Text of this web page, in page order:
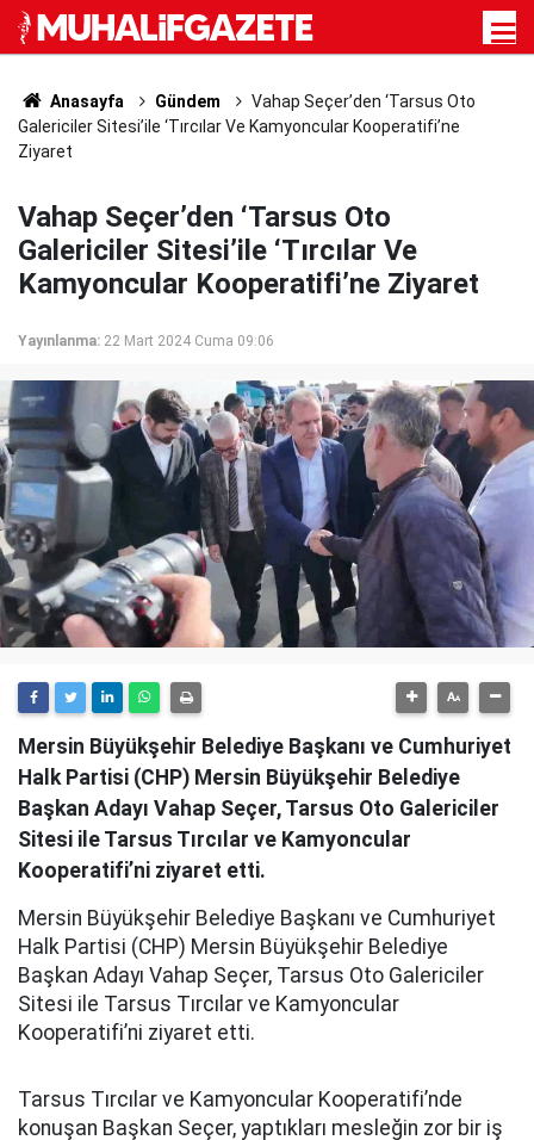
Anasayfa Gündem
Vahap Seçer’den ‘Tarsus Oto
Galericiler Sitesi’ile ‘Tırcılar Ve Kamyoncular Kooperatifi’ne
Ziyaret
Vahap Seçer’den ‘Tarsus Oto
Galericiler Sitesi’ile ‘Tırcılar Ve
Kamyoncular Kooperatifi’ne Ziyaret
Yayınlanma: 22 Mart 2024 Cuma 09:06
Mersin Büyükşehir Belediye Başkanı ve Cumhuriyet
Halk Partisi (CHP) Mersin Büyükşehir Belediye
Başkan Adayı Vahap Seçer, Tarsus Oto Galericiler
Sitesi ile Tarsus Tırcılar ve Kamyoncular
Kooperatifi’ni ziyaret etti.
Mersin Büyükşehir Belediye Başkanı ve Cumhuriyet
Halk Partisi (CHP) Mersin Büyükşehir Belediye
Başkan Adayı Vahap Seçer, Tarsus Oto Galericiler
Sitesi ile Tarsus Tırcılar ve Kamyoncular
Kooperatifi’ni ziyaret etti.
Tarsus Tırcılar ve Kamyoncular Kooperatifi’nde
konuşan Başkan Seçer, yaptıkları mesleğin zor bir iş